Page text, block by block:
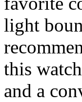
light
this
and a